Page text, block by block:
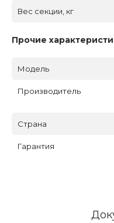
Вес секции, кг
Прочие
Модель
Производитель
Страна
Гарантия